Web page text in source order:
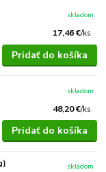
17,46 €/ks
skladom
Pridať do košíka
48,20 €/ks
skladom
Pridať do košíka
skladom